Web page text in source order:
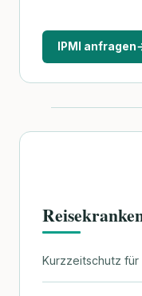
IPMI anfragen
Kurzzeitschutz für